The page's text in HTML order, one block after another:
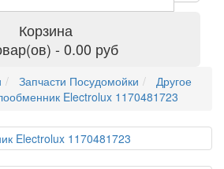
Корзина
- 0.00 руб
Запчасти Посудомойки
Другое
Electrolux 1170481723